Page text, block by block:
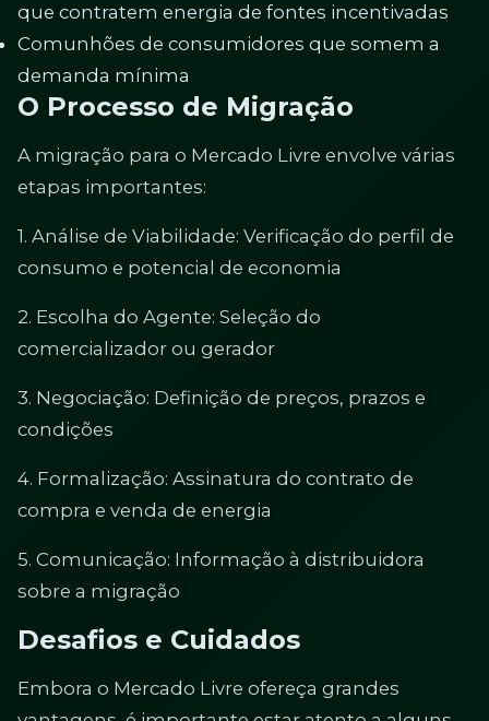
que contratem energia de fontes incentivadas
Comunhões de consumidores que somem a
demanda mínima
O Processo de Migração
A migração para o Mercado Livre envolve várias
etapas importantes:
1. Análise de Viabilidade: Verificação do perfil de
consumo e potencial de economia
2. Escolha do Agente: Seleção do
comercializador ou gerador
3. Negociação: Definição de preços, prazos e
condições
4. Formalização: Assinatura do contrato de
compra e venda de energia
5. Comunicação: Informação à distribuidora
sobre a migração
Desafios e Cuidados
Embora o Mercado Livre ofereça grandes